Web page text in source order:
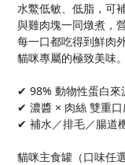
水鱉低敏、低脂，可
與雞肉塊一同燉煮，
每一口都吃得到鮮肉
貓咪專屬的極致美味。
✔ 98% 動物性蛋白來
✔ 濃醬 × 肉絲 雙重口
✔ 補水／排毛／腸道
貓咪主食罐（口味任選